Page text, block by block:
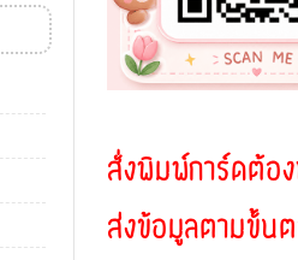
สั่งพิมพ์การ์ดต้อ
ส่งข้อมูลตามขั้น